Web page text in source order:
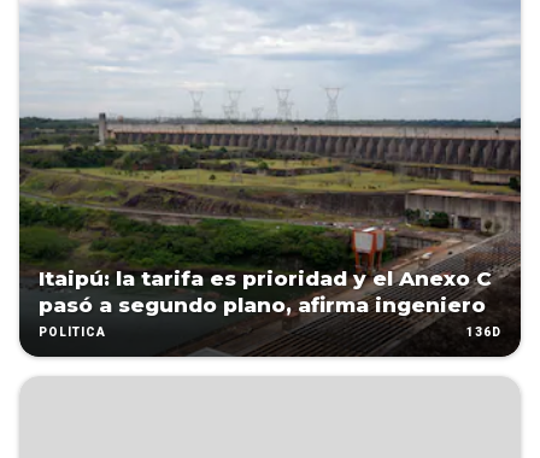
Itaipú: la tarifa es prioridad y el Anexo C
pasó a segundo plano, afirma ingeniero
POLÍTICA 136D